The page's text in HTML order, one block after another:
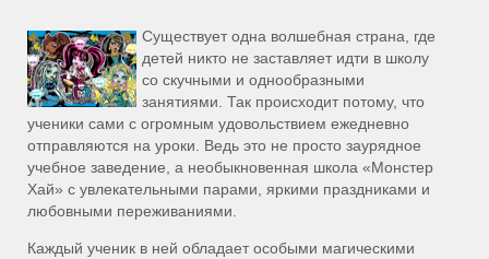
Существует одна волшебная страна, где
детей никто не заставляет идти в школу
со скучными и однообразными
занятиями. Так происходит потому, что
ученики сами с огромным удовольствием ежедневно
отправляются на уроки. Ведь это не просто заурядное
учебное заведение, а необыкновенная школа «Монстер
Хай» с увлекательными парами, яркими праздниками и
любовными переживаниями.
Каждый ученик в ней обладает особыми магическими